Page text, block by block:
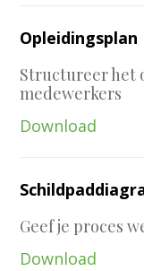
Opleidingsplan
Structureer het
medewerkers
Download
Geef je proces
Download